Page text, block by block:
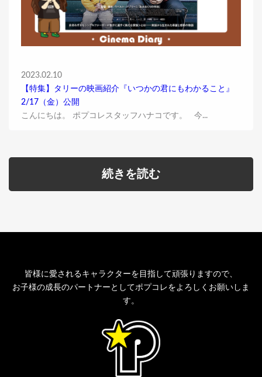
2023.02.10
【特集】タリーの映画紹介『いつかの君にもわかること』
2/17（金）公開
こんにちは。 ポプコレスタッフハナコです。 今...
続きを読む
皆様に愛されるキャラクターを目指して頑張りますので、
お子様の成長のパートナーとしてポプコレをよろしくお願いしま
す。